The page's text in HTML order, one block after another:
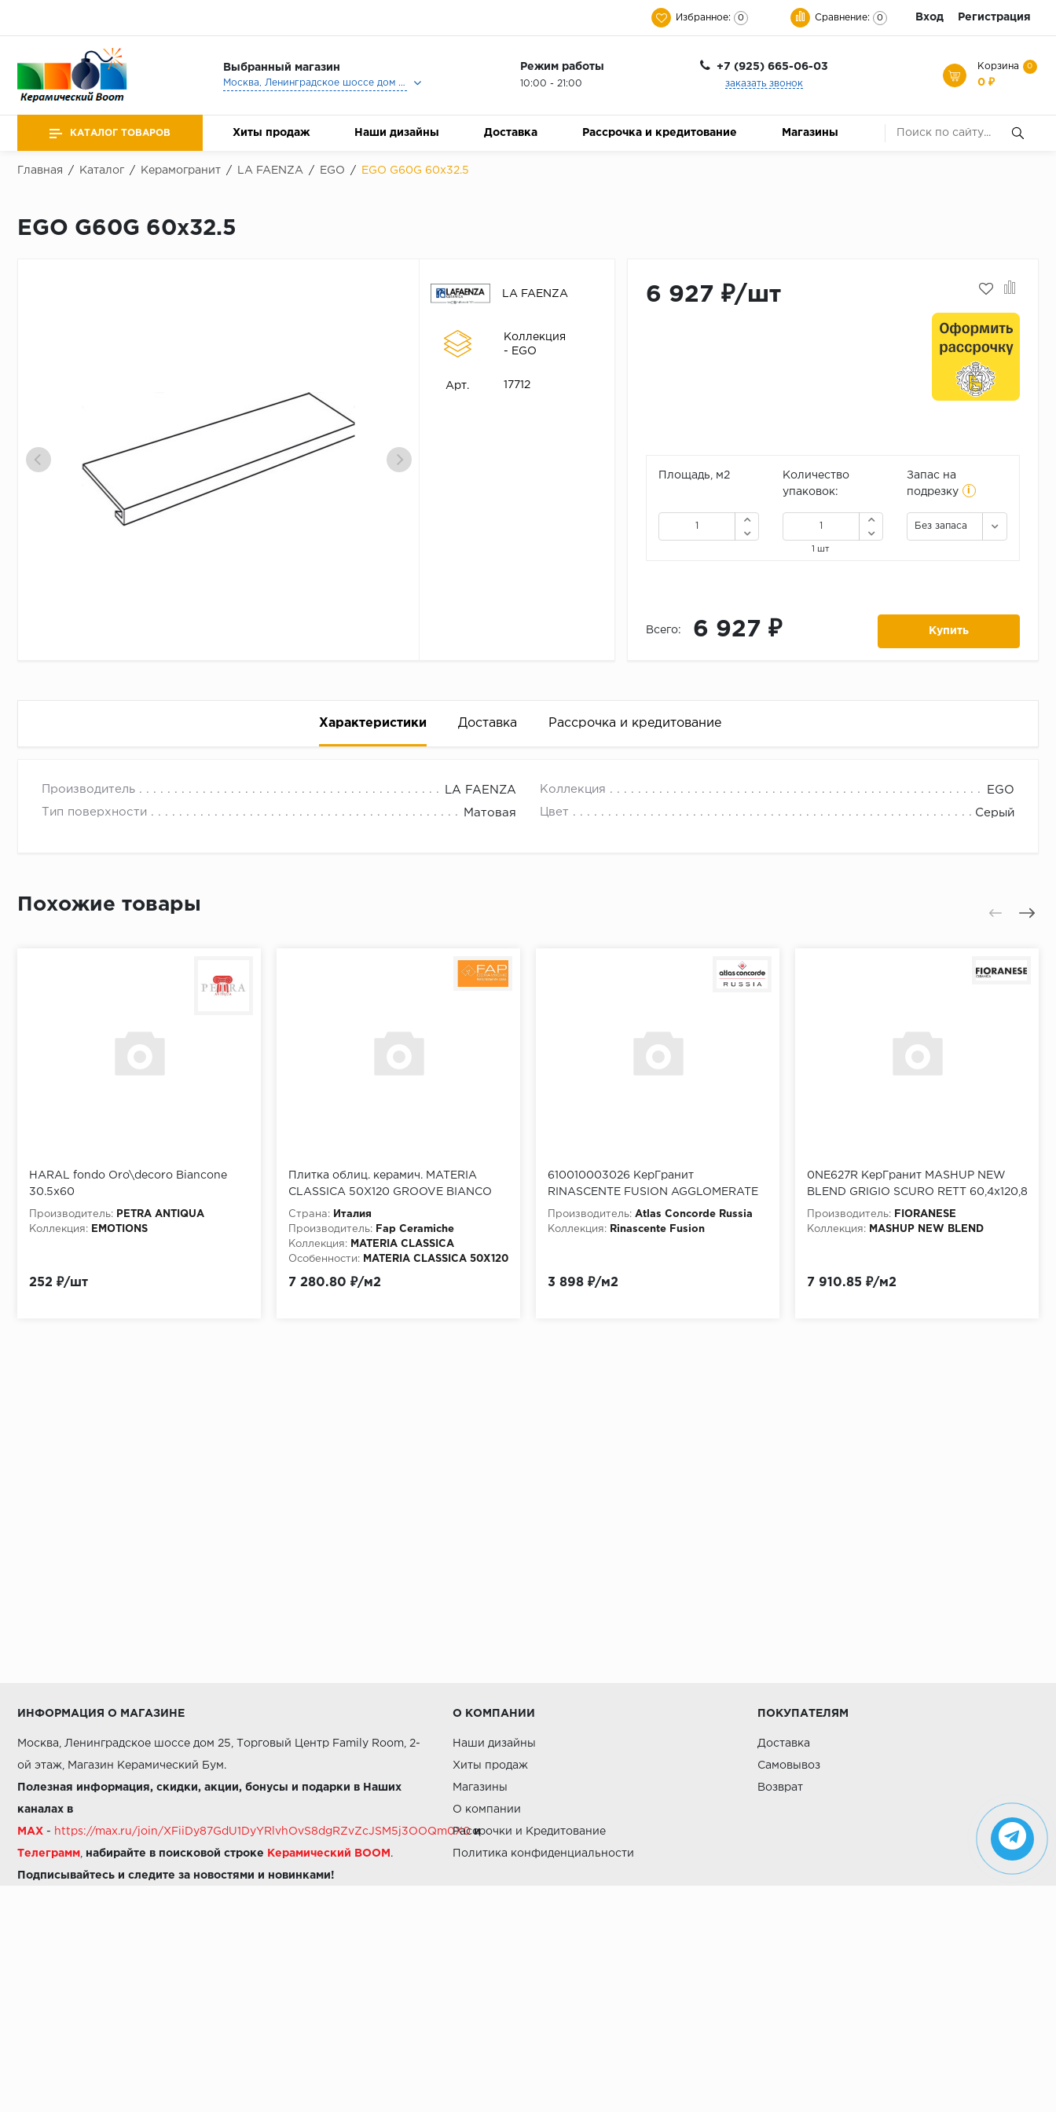
Избранное: 0 Сравнение: 0 Вход Регистрация
Выбранный магазин
Москва, Ленинградское шоссе дом 25, Торговый Центр Family Room, 2-ой этаж, Магазин Керамический Бум.
Режим работы
10:00 - 21:00
+7 (925) 665-06-03
заказать звонок
Корзина 0
0 ₽
КАТАЛОГ ТОВАРОВ Хиты продаж Наши дизайны Доставка Рассрочка и кредитование Магазины
Главная / Каталог / Керамогранит / LA FAENZA / EGO / EGO G60G 60x32.5
EGO G60G 60x32.5
LA FAENZA
Коллекция
- EGO
Арт. 17712
6 927 ₽/шт
Площадь, м2
Количество
упаковок:
1 шт
Запас на
подрезку
i
Без запаса
Всего: 6 927 ₽ Купить
Характеристики Доставка Рассрочка и кредитование
Производитель LA FAENZA Коллекция EGO
Тип поверхности Матовая Цвет Серый
Высокая вероятность одобрения: до 95%
Срок предоставления кредита от 3 до 36 месяцев Срок предоставления рассрочки от 3 до 10 месяцев
Похожие товары
HARAL fondo Oro\decoro Biancone
30.5x60
Производитель:
PETRA ANTIQUA
Коллекция:
EMOTIONS
252 ₽/шт
Плитка облиц. керамич. MATERIA
CLASSICA 50X120 GROOVE BIANCO
MATT, 10мм, 50x120 (fTP1)
Страна:
Италия
Производитель:
Fap Ceramiche
Коллекция:
MATERIA CLASSICA
Особенности:
MATERIA CLASSICA 50X120
7 280.80 ₽/м2
610010003026 КерГранит
RINASCENTE FUSION AGGLOMERATE
LIGHT GRIP 60x120 см
Производитель: Atlas Concorde Russia
Коллекция:
Rinascente Fusion
3 898 ₽/м2
0NE627R КерГранит MASHUP NEW
BLEND GRIGIO SCURO RETT 60,4x120,8
см
Производитель:
FIORANESE
Коллекция:
MASHUP NEW BLEND
7 910.85 ₽/м2
ИНФОРМАЦИЯ О МАГАЗИНЕ
Москва, Ленинградское шоссе дом 25, Торговый Центр Family Room, 2-
ой этаж, Магазин Керамический Бум.
Полезная информация, скидки, акции, бонусы и подарки в Наших
каналах в
MAX - https://max.ru/join/XFiiDy87GdU1DyYRlvhOvS8dgRZvZcJSM5j3OOQm0X0 и
Телеграмм набирайте в поисковой строке Керамический BOOM .
Подписывайтесь и следите за новостями и новинками!
О КОМПАНИИ
Наши дизайны
Хиты продаж
Магазины
О компании
Рассрочки и Кредитование
Политика конфиденциальности
ПОКУПАТЕЛЯМ
Доставка
Самовывоз
Возврат